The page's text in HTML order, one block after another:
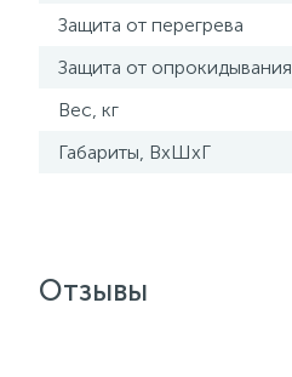
Защита от перегрева
Защита от опрокидывания
Вес, кг
Габариты, ВхШхГ
Отзывы